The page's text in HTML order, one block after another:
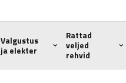
Valgustus
ja elekter
Rattad
veljed
rehvid